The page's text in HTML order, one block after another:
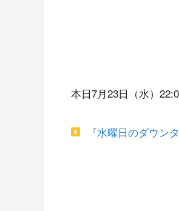
本日7月23日（水）
『水曜日のダウン